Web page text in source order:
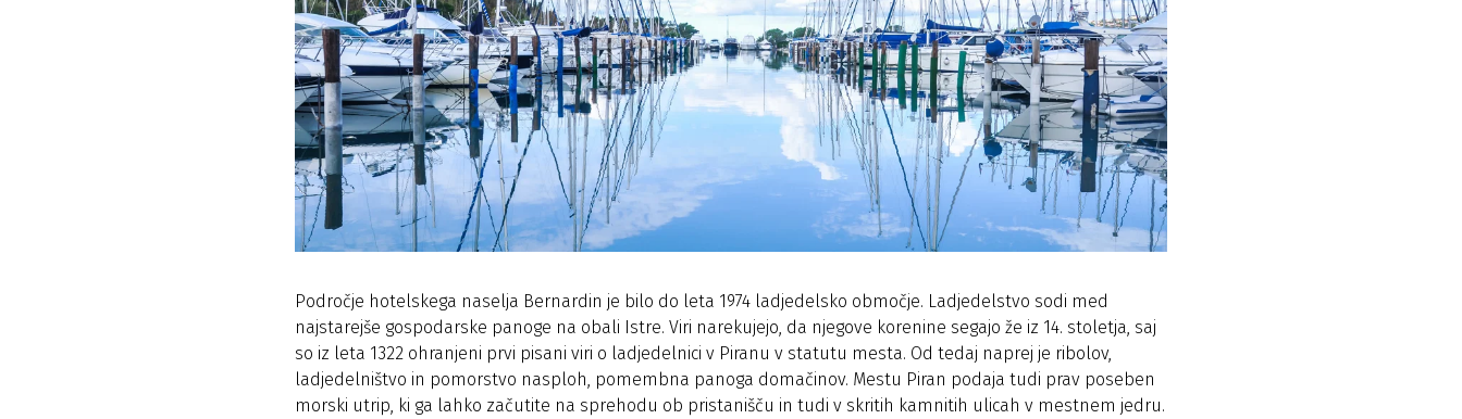
Področje hotelskega naselja Bernardin je bilo do leta 1974 ladjedelsko območje. Ladjedelstvo sodi med
najstarejše gospodarske panoge na obali Istre. Viri narekujejo, da njegove korenine segajo že iz 14. stoletja, saj
so iz leta 1322 ohranjeni prvi pisani viri o ladjedelnici v Piranu v statutu mesta. Od tedaj naprej je ribolov,
ladjedelništvo in pomorstvo nasploh, pomembna panoga domačinov. Mestu Piran podaja tudi prav poseben
morski utrip, ki ga lahko začutite na sprehodu ob pristanišču in tudi v skritih kamnitih ulicah v mestnem jedru.